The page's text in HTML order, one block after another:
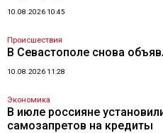
10.08.2026 10:45
Происшествия
В Севастополе снова
10.08.2026 11:28
Экономика
В июле россияне
самозапретов на кредиты